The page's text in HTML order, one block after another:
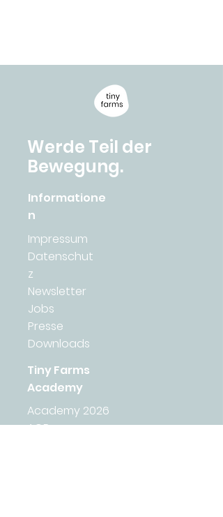
Werde Teil der
Bewegung.
Informatione
n
Impressum
Datenschut
z
Newsletter
Jobs
Presse
Downloads
Tiny Farms
Academy
Academy 2026
AGB